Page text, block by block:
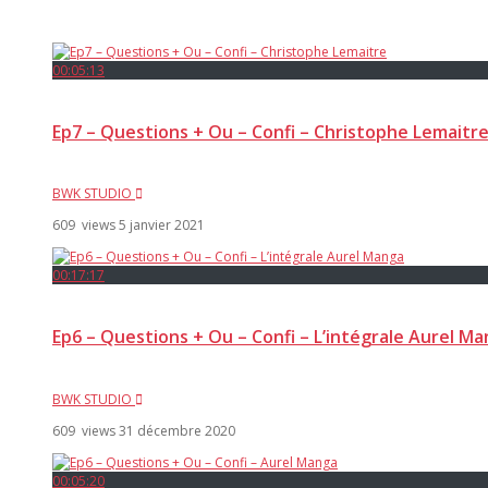
00:05:13
Ep7 – Questions + Ou – Confi – Christophe Lemaitre
BWK STUDIO
609 views5 janvier 2021
00:17:17
Ep6 – Questions + Ou – Confi – L’intégrale Aurel
BWK STUDIO
609 views31 décembre 2020
00:05:20